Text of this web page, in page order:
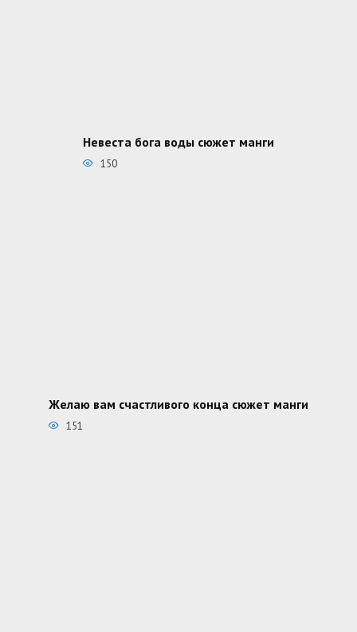
Невеста бога воды сюжет манги
150
Желаю вам счастливого конца сюжет манги
151